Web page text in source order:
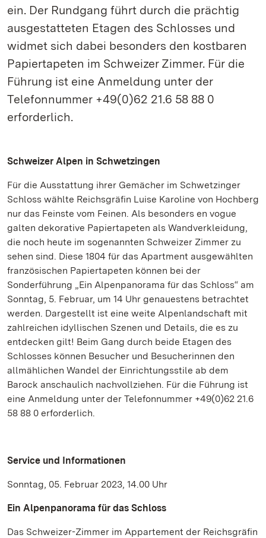
ein. Der Rundgang führt durch die prächtig
ausgestatteten Etagen des Schlosses und
widmet sich dabei besonders den kostbaren
Papiertapeten im Schweizer Zimmer. Für die
Führung ist eine Anmeldung unter der
Telefonnummer +49(0)62 21.6 58 88 0
erforderlich.
Schweizer Alpen in Schwetzingen
Für die Ausstattung ihrer Gemächer im Schwetzinger
Schloss wählte Reichsgräfin Luise Karoline von Hochberg
nur das Feinste vom Feinen. Als besonders en vogue
galten dekorative Papiertapeten als Wandverkleidung,
die noch heute im sogenannten Schweizer Zimmer zu
sehen sind. Diese 1804 für das Apartment ausgewählten
französischen Papiertapeten können bei der
Sonderführung „Ein Alpenpanorama für das Schloss“ am
Sonntag, 5. Februar, um 14 Uhr genauestens betrachtet
werden. Dargestellt ist eine weite Alpenlandschaft mit
zahlreichen idyllischen Szenen und Details, die es zu
entdecken gilt! Beim Gang durch beide Etagen des
Schlosses können Besucher und Besucherinnen den
allmählichen Wandel der Einrichtungsstile ab dem
Barock anschaulich nachvollziehen. Für die Führung ist
eine Anmeldung unter der Telefonnummer +49(0)62 21.6
58 88 0 erforderlich.
Service und Informationen
Sonntag, 05. Februar 2023, 14.00 Uhr
Ein Alpenpanorama für das Schloss
Das Schweizer-Zimmer im Appartement der Reichsgräfin